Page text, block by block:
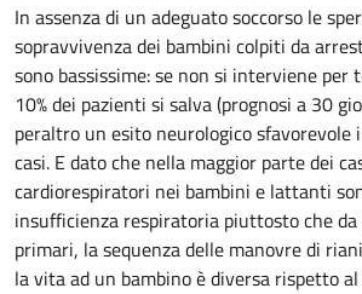
In assenza di un adeguato soccorso le
sopravvivenza dei bambini colpiti da
sono bassissime: se non si interviene per
10% dei pazienti si salva (prognosi a 30
peraltro un esito neurologico sfavorevole
casi. E dato che nella maggior parte dei
cardiorespiratori nei bambini e lattanti
insufficienza respiratoria piuttosto che
primari, la sequenza delle manovre di
la vita ad un bambino è diversa rispetto